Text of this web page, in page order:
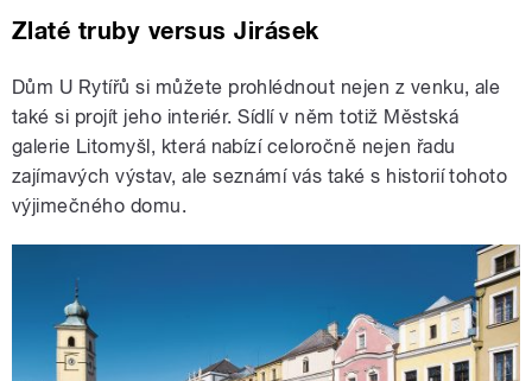
Zlaté truby versus Jirásek
Dům U Rytířů si můžete prohlédnout nejen z venku, ale
také si projít jeho interiér. Sídlí v něm totiž Městská
galerie Litomyšl, která nabízí celoročně nejen řadu
zajímavých výstav, ale seznámí vás také s historií tohoto
výjimečného domu.